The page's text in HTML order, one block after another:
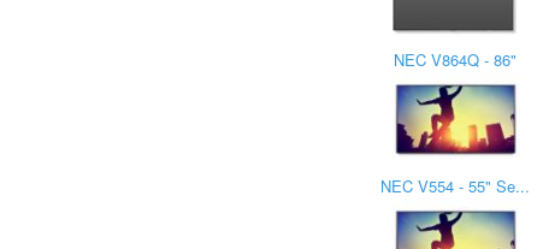
NEC V864Q - 86"
NEC V554 - 55" Se...